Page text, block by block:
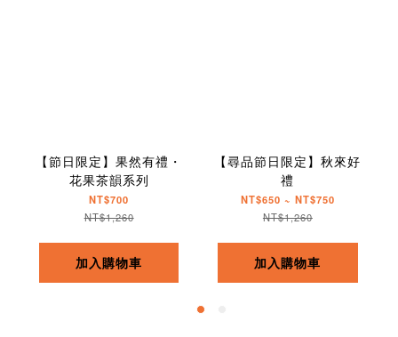
【節日限定】果然有禮・
花果茶韻系列
NT$700
NT$1,260
加入購物車
【尋品節日限定】秋來好
禮
NT$650 ~ NT$750
NT$1,260
加入購物車